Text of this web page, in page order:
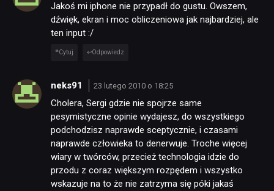
Jakoś mi iphone nie przypadł do gustu. Owszem,
dźwięk, ekran i moc obliczeniowa jak najbardziej, ale
ten input :/
Cytuj Odpowiedz
neks91 23 lutego 2010 o 18:25
Cholera, Sergi gdzie nie spojrze same
pesymistyczne opinie wydajesz, do wszystkiego
podchodzisz naprawde sceptycznie, i czasami
naprawde człowieka to denerwuje. Troche więcej
wiary w twórców, przecież technologia idzie do
przodu z coraz większym rozpędem i wszystko
wskazuje na to że nie zatrzyma się póki jakaś